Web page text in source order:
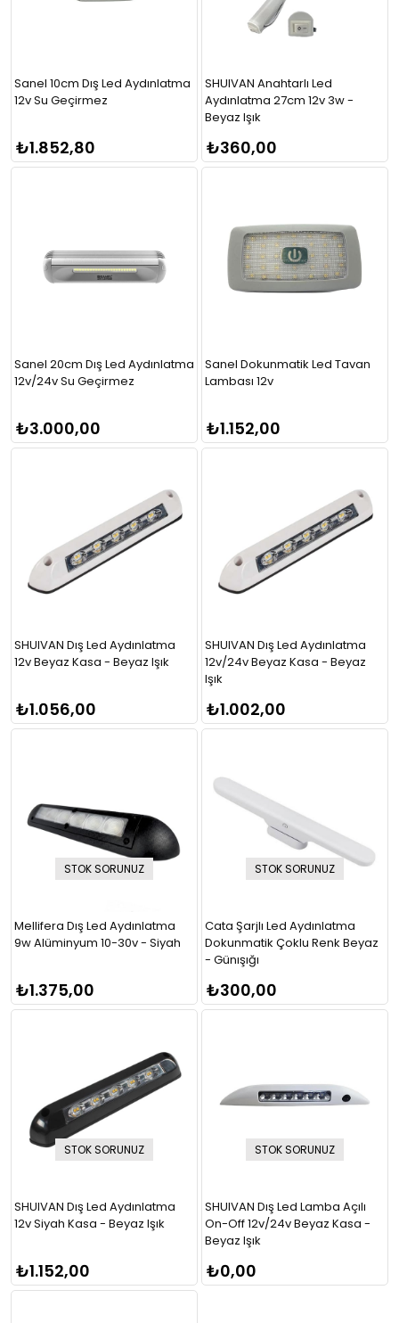
Sanel 10cm Dış Led Aydınlatma
12v Su Geçirmez
₺1.852,80
SHUIVAN Anahtarlı Led
Aydınlatma 27cm 12v 3w -
Beyaz Işık
₺360,00
Sanel 20cm Dış Led Aydınlatma
12v/24v Su Geçirmez
₺3.000,00
Sanel Dokunmatik Led Tavan
Lambası 12v
₺1.152,00
SHUIVAN Dış Led Aydınlatma
12v Beyaz Kasa - Beyaz Işık
₺1.056,00
SHUIVAN Dış Led Aydınlatma
12v/24v Beyaz Kasa - Beyaz
Işık
₺1.002,00
STOK SORUNUZ
Mellifera Dış Led Aydınlatma
9w Alüminyum 10-30v - Siyah
₺1.375,00
STOK SORUNUZ
Cata Şarjlı Led Aydınlatma
Dokunmatik Çoklu Renk Beyaz
- Günışığı
₺300,00
STOK SORUNUZ
SHUIVAN Dış Led Aydınlatma
12v Siyah Kasa - Beyaz Işık
₺1.152,00
STOK SORUNUZ
SHUIVAN Dış Led Lamba Açılı
On-Off 12v/24v Beyaz Kasa -
Beyaz Işık
₺0,00